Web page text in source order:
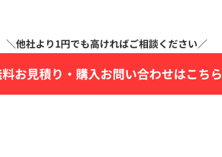
お見積り・ 購入お問い合わせはこちら